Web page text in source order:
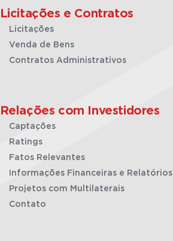
Licitações e Contratos
Licitações
Venda de Bens
Contratos Administrativos
Relações com Investidores
Captações
Ratings
Fatos Relevantes
Informações Financeiras e Relatórios
Projetos com Multilaterais
Contato